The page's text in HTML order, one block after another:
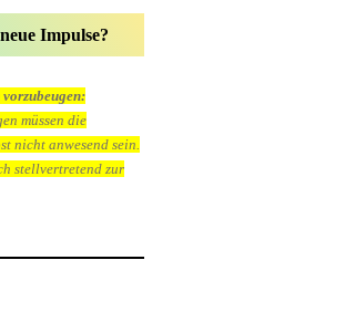
Impulse?
müssen die
nicht anwesend sein.
stellvertretend zur